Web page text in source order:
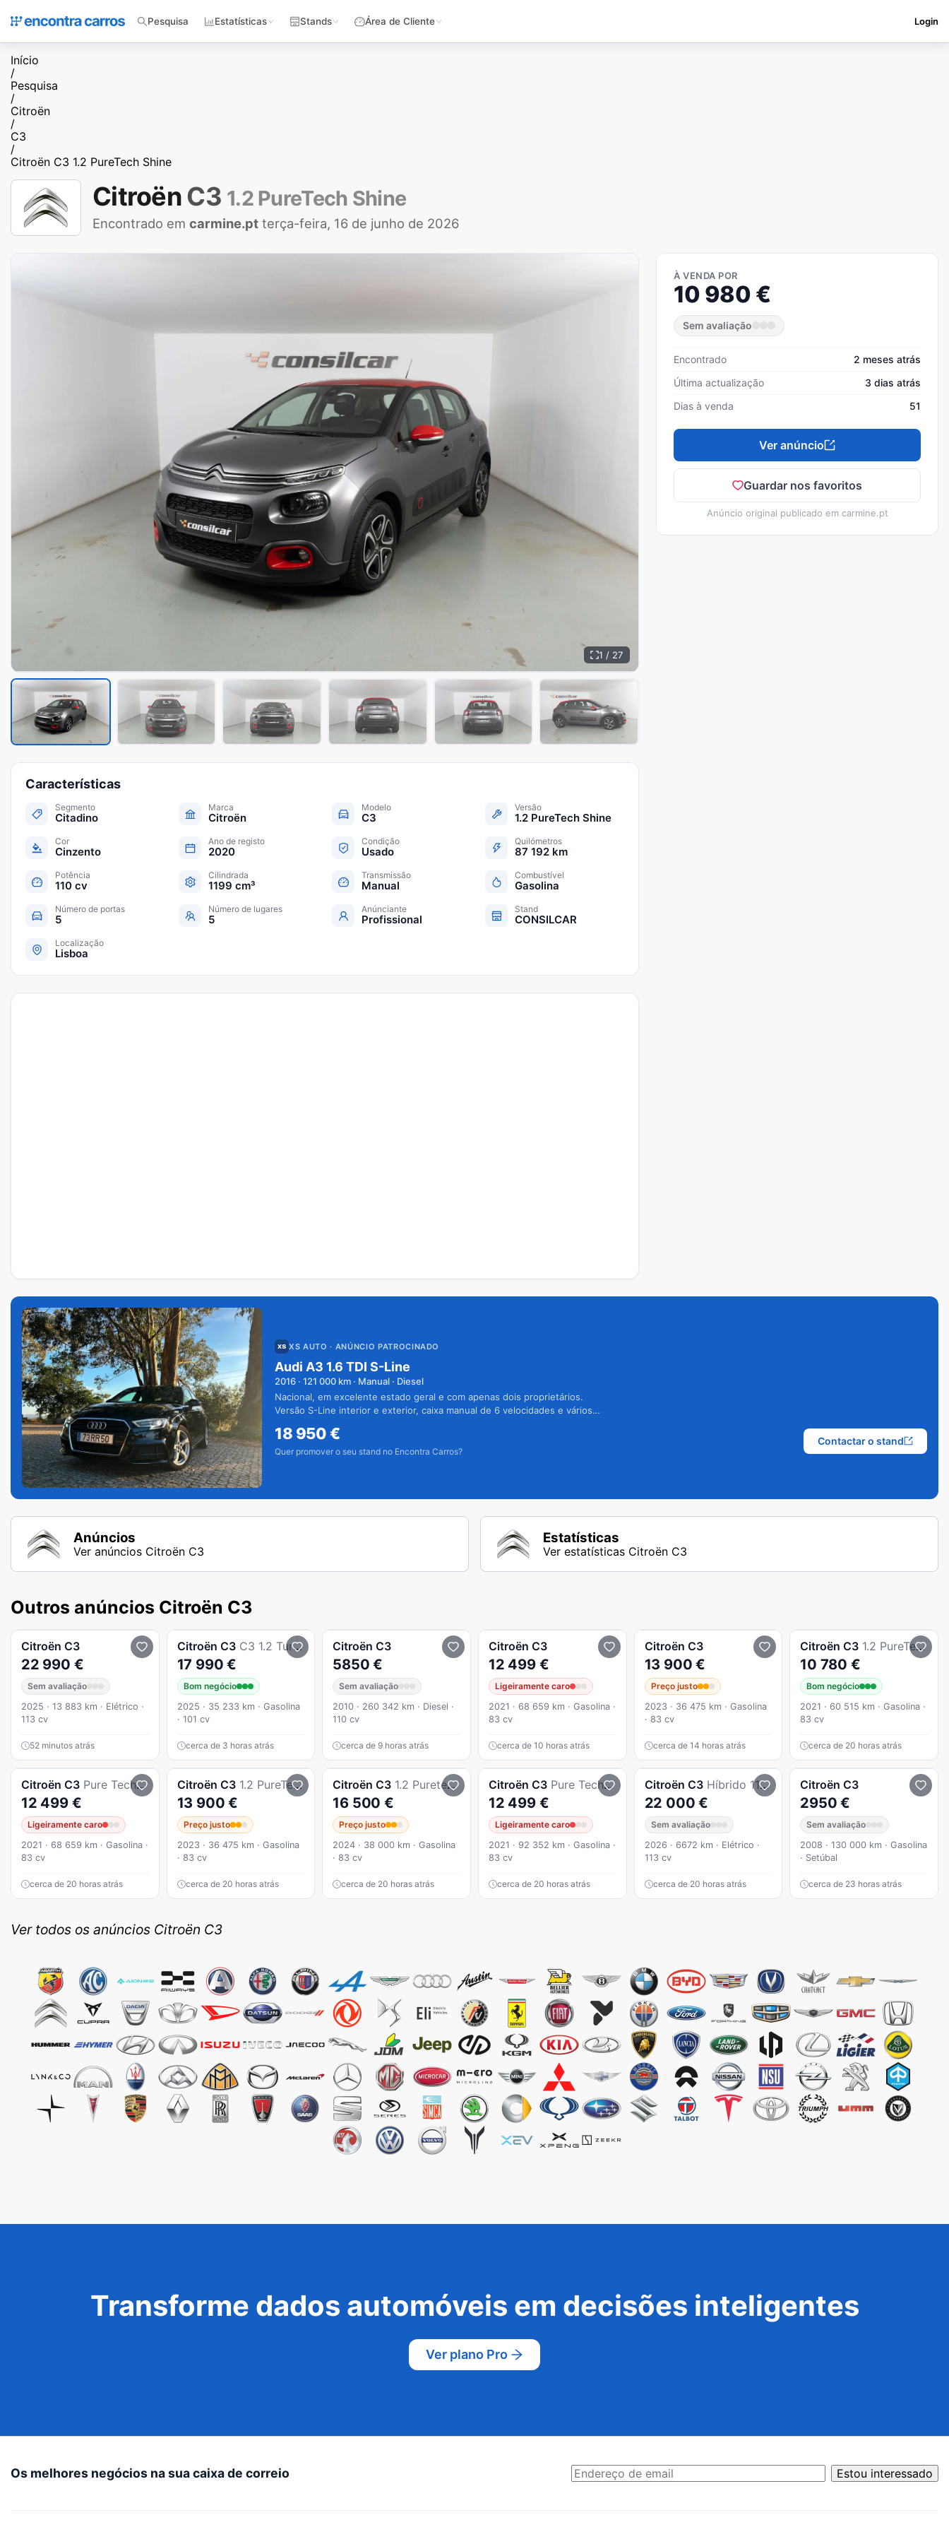
Pesquisa Estatísticas Stands Área de Cliente Login
Início
/
Pesquisa
/
Citroën
/
C3
/
Citroën C3 1.2 PureTech Shine
CitroënC3 1.2 PureTech Shine
Encontrado em carmine.pt terça-feira, 16 de junho de 2026
1 / 27
À VENDA POR
10 980 €
Sem avaliação
Encontrado
2 meses atrás
Última actualização
3 dias atrás
Dias à venda
51
Ver anúncio
Guardar nos favoritos
Anúncio original publicado em carmine.pt
Características
Segmento
Citadino
Marca
Citroën
Modelo
C3
Versão
1.2 PureTech Shine
Cor
Cinzento
Ano de registo
2020
Condição
Usado
Quilómetros
87 192 km
Potência
110 cv
Cilindrada
1199 cm³
Transmissão
Manual
Combustível
Gasolina
Número de portas
5
Número de lugares
5
Anúnciante
Profissional
Stand
CONSILCAR
Localização
Lisboa
XS AUTO · ANÚNCIO PATROCINADO
Audi A3 1.6 TDI S-Line
2016 · 121 000 km · Manual · Diesel
Nacional, em excelente estado geral e com apenas dois proprietários.
Versão S-Line interior e exterior, caixa manual de 6 velocidades e vários
18 950€
Quer promover o seu stand no Encontra Carros?
Contactar o stand
Anúncios
Ver anúncios Citroën C3
Estatísticas
Ver estatísticas Citroën C3
Outros anúncios Citroën C3
Citroën C3
22 990 €
Sem avaliação
2025 · 13 883 km · Elétrico ·
113 cv
52 minutos atrás
Citroën C3 C3 1.2 Turbo Max
17 990 €
Bom negócio
2025 · 35 233 km · Gasolina
· 101 cv
cerca de 3 horas atrás
Citroën C3
5850 €
Sem avaliação
2010 · 260 342 km · Diesel ·
110 cv
cerca de 9 horas atrás
Citroën C3
12 499 €
Ligeiramente caro
2021 · 68 659 km · Gasolina ·
83 cv
cerca de 10 horas atrás
Citroën C3
13 900 €
Preço justo
2023 · 36 475 km · Gasolina
· 83 cv
cerca de 14 horas atrás
Citroën C3 1.2 PureTech Feel
10 780 €
Bom negócio
2021 · 60 515 km · Gasolina ·
83 cv
cerca de 20 horas atrás
Citroën C3 Pure Tech S&S Feel
12 499 €
Ligeiramente caro
2021 · 68 659 km · Gasolina ·
83 cv
cerca de 20 horas atrás
Citroën C3 1.2 PureTech YOU!
13 900 €
Preço justo
2023 · 36 475 km · Gasolina
· 83 cv
cerca de 20 horas atrás
Citroën C3 1.2 Puretech Shine
16 500 €
Preço justo
2024 · 38 000 km · Gasolina
· 83 cv
cerca de 20 horas atrás
Citroën C3 Pure Tech S&S Feel Pack
12 499 €
Ligeiramente caro
2021 · 92 352 km · Gasolina ·
83 cv
cerca de 20 horas atrás
Citroën C3 Híbrido 110cv Automático - MAX
22 000 €
Sem avaliação
2026 · 6672 km · Elétrico ·
113 cv
cerca de 20 horas atrás
Citroën C3
2950 €
Sem avaliação
2008 · 130 000 km · Gasolina
· Setúbal
cerca de 23 horas atrás
Ver todos os anúncios Citroën C3
Transforme dados automóveis em decisões inteligentes
Ver plano Pro
Os melhores negócios na sua caixa de correio Estou interessado